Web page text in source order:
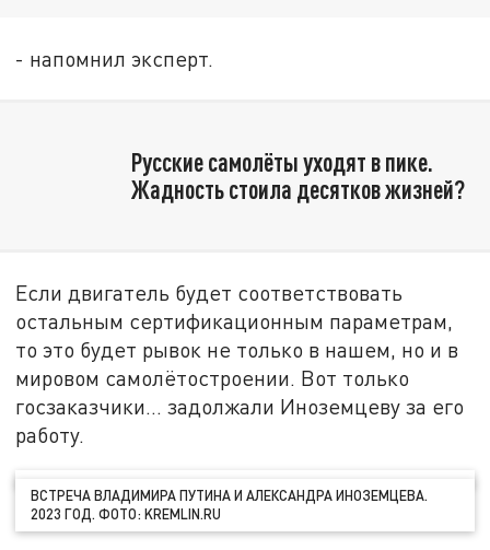
- напомнил эксперт.
Русские самолёты уходят в пике.
Жадность стоила десятков жизней?
Если двигатель будет соответствовать
остальным сертификационным параметрам,
то это будет рывок не только в нашем, но и в
мировом самолётостроении. Вот только
госзаказчики… задолжали Иноземцеву за его
работу.
ВСТРЕЧА ВЛАДИМИРА ПУТИНА И АЛЕКСАНДРА ИНОЗЕМЦЕВА.
2023 ГОД. ФОТО: KREMLIN.RU